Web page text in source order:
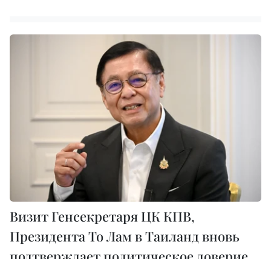
Визит Генсекретаря ЦК КПВ,
Президента То Лам в Таиланд вновь